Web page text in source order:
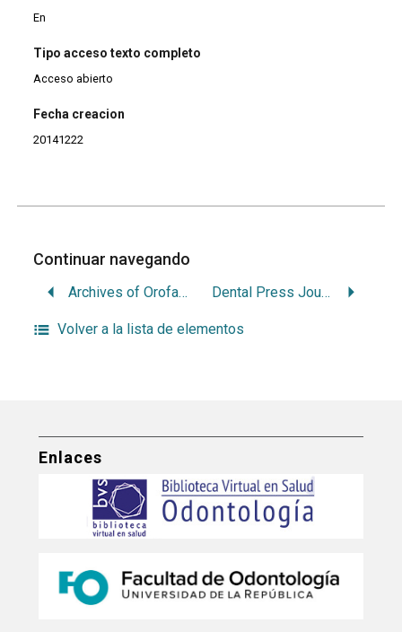
En
Tipo acceso texto completo
Acceso abierto
Fecha creacion
20141222
Continuar navegando
Archives of Orofacial Sciences Dental Press Journal of Orthodontics
Volver a la lista de elementos
Enlaces